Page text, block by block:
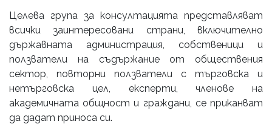
Целева група за консултацията представляват
всички заинтересовани страни, включително
държавната администрация, собственици и
ползватели на съдържание от обществения
сектор, повторни ползватели с търговска и
нетърговска цел, експерти, членове на
академичната общност и граждани, се приканват
да дадат приноса си.